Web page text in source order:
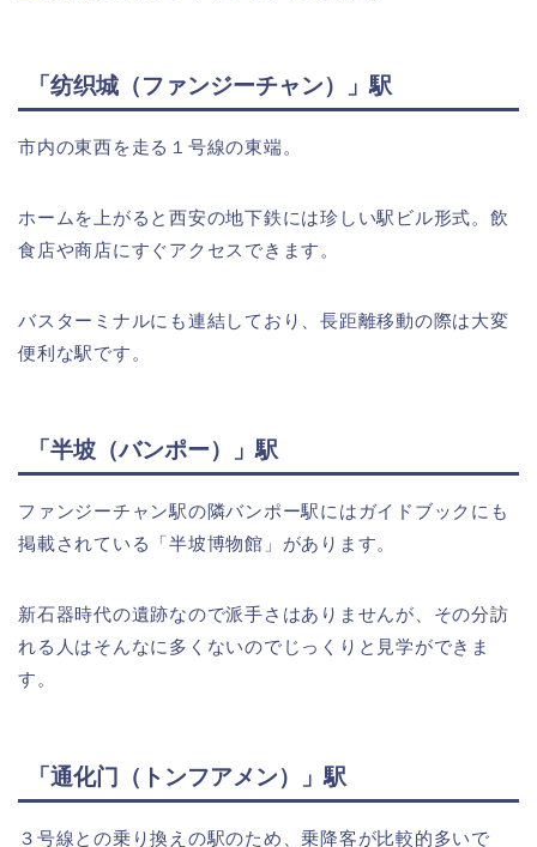
「纺织城（ファンジーチャン）」駅
市内の東西を走る１号線の東端。
ホームを上がると西安の地下鉄には珍しい駅ビル形式。飲
食店や商店にすぐアクセスできます。
バスターミナルにも連結しており、長距離移動の際は大変
便利な駅です。
「半坡（バンポー）」駅
ファンジーチャン駅の隣バンポー駅にはガイドブックにも
掲載されている「半坡博物館」があります。
新石器時代の遺跡なので派手さはありませんが、その分訪
れる人はそんなに多くないのでじっくりと見学ができま
す。
「通化门（トンフアメン）」駅
３号線との乗り換えの駅のため、乗降客が比較的多いで